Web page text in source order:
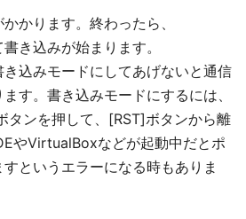
かります。終わったら、
き込みが始まります。
込みモードにしてあげないと通信
す。書き込みモードにするには、
タンを押して、[RST]ボタンから離
やVirtualBoxなどが起動中だとポ
というエラーになる時もありま